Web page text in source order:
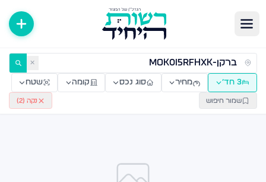
דירות למכירה ולהשכרה — רשות היחיד ✕
3 חד׳ מחיר סוג נכס קומה שטח
שמור חיפוש נקה (2
)